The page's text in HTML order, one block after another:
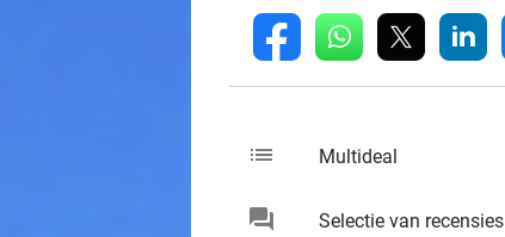
fb whatsapp linkedin
list Multideal
chat Selectie van recensies